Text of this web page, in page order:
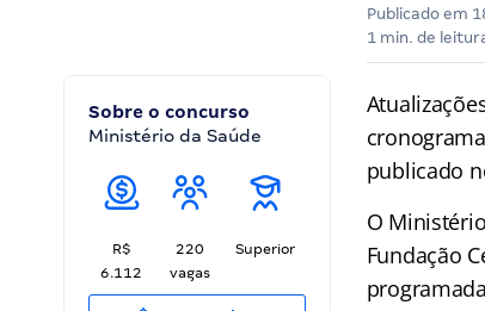
Publicado em
1 min. de
Sobre o concurso
Ministério da Saúde
R$
6.112
220
vagas
Superior
publicado
O
Fundação